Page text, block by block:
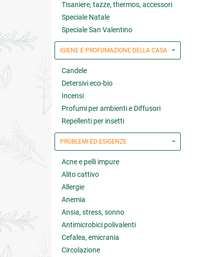
Tisaniere, tazze, thermos, accessori
Speciale Natale
Speciale San Valentino
IGIENE E PROFUMAZIONE DELLA CASA
Candele
Detersivi eco-bio
Incensi
Profumi per ambienti e Diffusori
Repellenti per insetti
PROBLEMI ED ESIGENZE
Acne e pelli impure
Alito cattivo
Allergie
Anemia
Ansia, stress, sonno
Antimicrobici polivalenti
Cefalea, emicrania
Circolazione